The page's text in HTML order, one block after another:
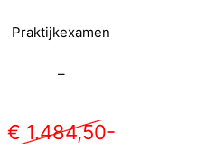
Praktijkexamen
–
€ 1.484,50-